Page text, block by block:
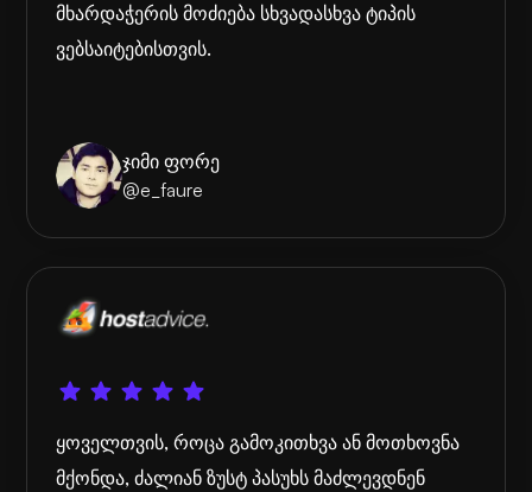
მხარდაჭერის მოძიება სხვადასხვა ტიპის
ვებსაიტებისთვის.
ჯიმი ფორე
@e_faure
ყოველთვის, როცა გამოკითხვა ან მოთხოვნა
მქონდა, ძალიან ზუსტ პასუხს მაძლევდნენ